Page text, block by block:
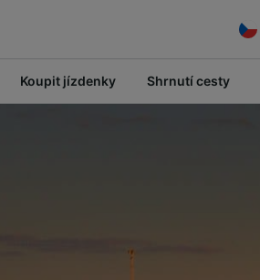
Koupit jízdenky Shrnutí cesty